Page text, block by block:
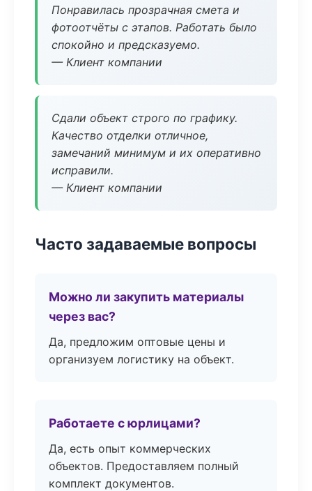
Понравилась прозрачная смета и
фотоотчёты с этапов. Работать было
спокойно и предсказуемо.
— Клиент компании
Сдали объект строго по графику.
Качество отделки отличное,
замечаний минимум и их оперативно
исправили.
— Клиент компании
Часто задаваемые вопросы
Можно ли закупить материалы
через вас?
Да, предложим оптовые цены и
организуем логистику на объект.
Работаете с юрлицами?
Да, есть опыт коммерческих
объектов. Предоставляем полный
комплект документов.